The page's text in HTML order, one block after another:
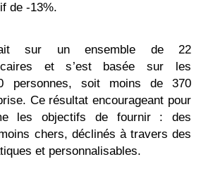
de -13%.
sur un ensemble de 22
et s’est basée sur les
personnes, soit moins de 370
Ce résultat encourageant pour
les objectifs de fournir : des
chers, déclinés à travers des
et personnalisables.